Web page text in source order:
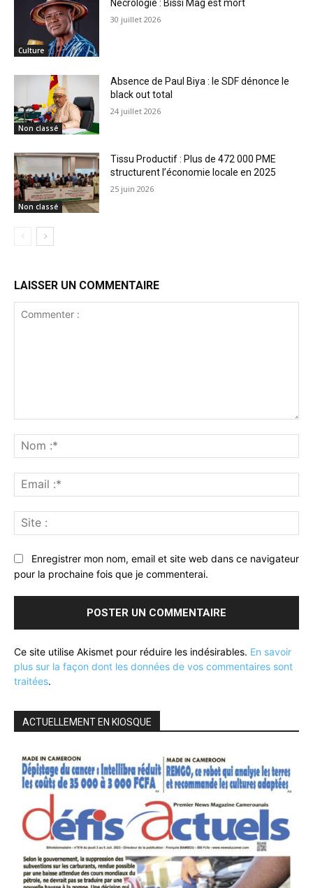
Culture
Nécrologie : Bissi Mag est mort
30 juillet 2026
Non classé
Absence de Paul Biya : le SDF dénonce le
black out total
24 juillet 2026
Non classé
Tissu Productif : Plus de 472 000 PME
structurent l’économie locale en 2025
25 juin 2026
LAISSER UN COMMENTAIRE
:*
:*
:
Enregistrer mon nom, email et site web dans ce navigateur
pour la prochaine fois que je commenterai.
Ce site utilise Akismet pour réduire les indésirables. En savoir
plus sur la façon dont les données de vos commentaires sont
traitées.
ACTUELLEMENT EN KIOSQUE